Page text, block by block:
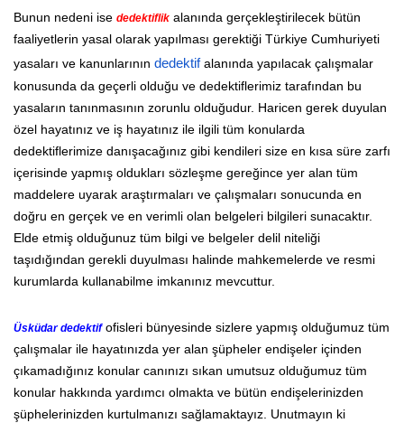
Bunun nedeni ise dedektiflik alanında gerçekleştirilecek bütün
faaliyetlerin yasal olarak yapılması gerektiği Türkiye Cumhuriyeti
yasaları ve kanunlarının dedektifalanında yapılacak çalışmalar
konusunda da geçerli olduğu ve dedektiflerimiz tarafından bu
yasaların tanınmasının zorunlu olduğudur. Haricen gerek duyulan
özel hayatınız ve iş hayatınız ile ilgili tüm konularda
dedektiflerimize danışacağınız gibi kendileri size en kısa süre zarfı
içerisinde yapmış oldukları sözleşme gereğince yer alan tüm
maddelere uyarak araştırmaları ve çalışmaları sonucunda en
doğru en gerçek ve en verimli olan belgeleri bilgileri sunacaktır.
Elde etmiş olduğunuz tüm bilgi ve belgeler delil niteliği
taşıdığından gerekli duyulması halinde mahkemelerde ve resmi
kurumlarda kullanabilme imkanınız mevcuttur.
Üsküdar dedektifofisleri bünyesinde sizlere yapmış olduğumuz tüm
çalışmalar ile hayatınızda yer alan şüpheler endişeler içinden
çıkamadığınız konular canınızı sıkan umutsuz olduğumuz tüm
konular hakkında yardımcı olmakta ve bütün endişelerinizden
şüphelerinizden kurtulmanızı sağlamaktayız. Unutmayın ki